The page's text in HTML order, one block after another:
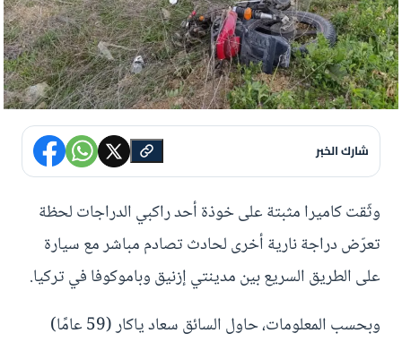
شارك الخبر
وثّقت كاميرا مثبتة على خوذة أحد راكبي الدراجات لحظة
تعرّض دراجة نارية أخرى لحادث تصادم مباشر مع سيارة
على الطريق السريع بين مدينتي إزنيق وباموكوفا في تركيا.
وبحسب المعلومات، حاول السائق سعاد ياكار (59 عامًا)